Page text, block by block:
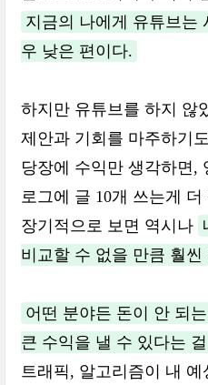
지금의 나에게 유튜브는
우 낮은 편이다.
하지만 유튜브를 하지 않
제안과 기회를 마주하기
당장에 수익만 생각하면,
로그에 글 10개 쓰는게 더
장기적으로 보면 역시나
비교할 수 없을 만큼 훨씬
어떤 분야든 돈이 안 되
큰 수익을 낼 수 있다는
트래픽, 알고리즘이 내